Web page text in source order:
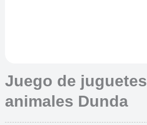
Juego de juguetes
animales Dunda